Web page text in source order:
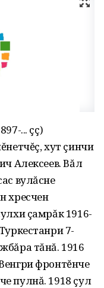
... çç)
хут çинчи
Алексеев. Вăл
вулăсне
хресчен
çамрăк 1916-
7-
тăнă. 1916
фронтĕнче
пулнă. 1918 çул